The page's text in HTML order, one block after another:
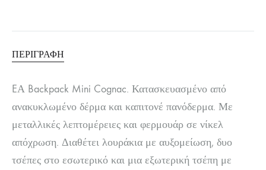
ΠΕΡΙΓΡΑΦΉ
EΑ Backpack Mini Cognac. Κατασκευασμένο από
ανακυκλωμένο δέρμα και καπιτονέ πανόδερμα. Με
μεταλλικές λεπτομέρειες και φερμουάρ σε νίκελ
απόχρωση. Διαθέτει λουράκια με αυξομείωση, δυο
τσέπες στο εσωτερικό και μια εξωτερική τσέπη με